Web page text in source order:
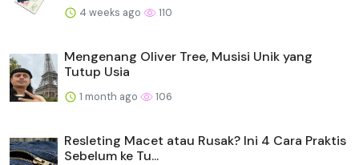
4 weeks ago 110
Mengenang Oliver Tree, Musisi Unik yang
Tutup Usia
1 month ago 106
Resleting Macet atau Rusak? Ini 4 Cara Praktis
Sebelum ke Tu...